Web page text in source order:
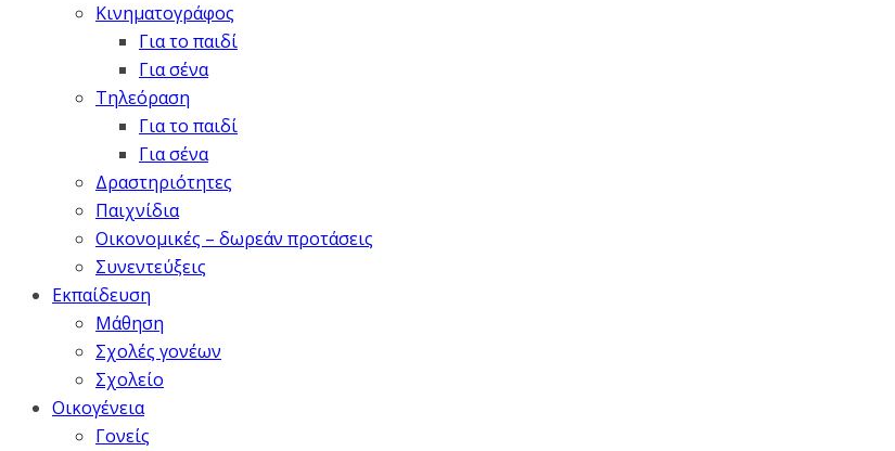
Κινηματογράφος
Για το παιδί
Για σένα
Τηλεόραση
Για το παιδί
Για σένα
Δραστηριότητες
Παιχνίδια
Οικονομικές – δωρεάν προτάσεις
Συνεντεύξεις
Εκπαίδευση
Μάθηση
Σχολές γονέων
Σχολείο
Οικογένεια
Γονείς